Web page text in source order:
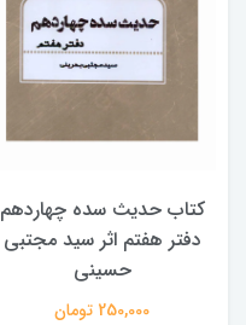
کتاب حدیث سده چهاردهم
دفتر هفتم اثر سید مجتبی
حسینی
250,000 تومان